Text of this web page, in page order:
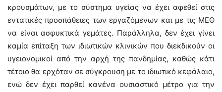
κρουσμάτων, με το σύστημα υγείας να έχει αφεθεί στις
εντατικές προσπάθειες των εργαζόμενων και με τις ΜΕΘ
να είναι ασφυκτικά γεμάτες. Παράλληλα, δεν έχει γίνει
καμία επίταξη των ιδιωτικών κλινικών που διεκδικούν οι
υγειονομικοί από την αρχή της πανδημίας, καθώς κάτι
τέτοιο θα ερχόταν σε σύγκρουση με το ιδιωτικό κεφάλαιο,
ενώ δεν έχει παρθεί κανένα ουσιαστικό μέτρο για την